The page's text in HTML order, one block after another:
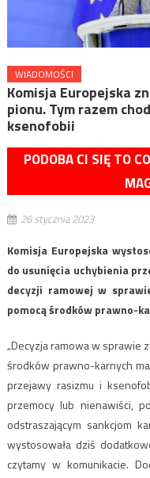
WIADOMOŚCI
Komisja Europejska
pionu. Tym razem
ksenofobii
PODOBA CI SIĘ TO
26 stycznia 2023
Komisja Europejska
do usunięcia uchybienia
decyzji ramowej w
pomocą środków prawno-
„Decyzja ramowa w sprawie
środków prawno-karnych
przejawy rasizmu i
przemocy lub nienawiści,
odstraszającym sankcjom
wystosowała dziś
czytamy w komunikacie.